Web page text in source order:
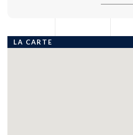
LA CARTE